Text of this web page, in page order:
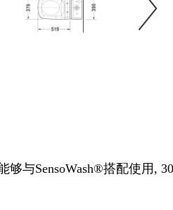
与SensoWash®搭配使用,